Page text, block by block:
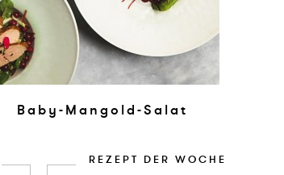
Baby-Mangold-Salat
REZEPT DER WOCHE